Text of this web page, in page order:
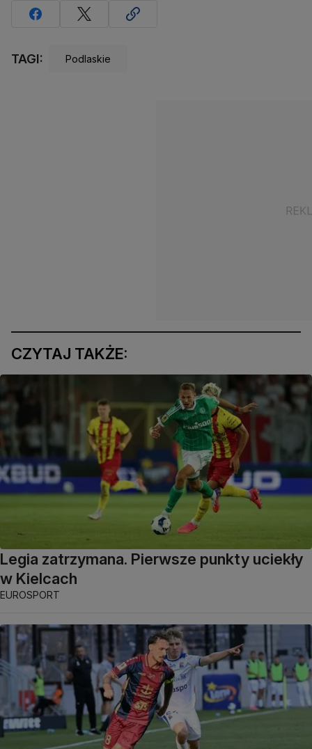
TAGI: Podlaskie
CZYTAJ TAKŻE:
Legia zatrzymana. Pierwsze punkty uciekły
w Kielcach
EUROSPORT